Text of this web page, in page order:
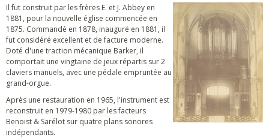
Il fut construit par les frères E. et J. Abbey en
1881, pour la nouvelle église commencée en
1875. Commandé en 1878, inauguré en 1881, il
fut considéré excellent et de facture moderne.
Doté d'une traction mécanique Barker, il
comportait une vingtaine de jeux répartis sur 2
claviers manuels, avec une pédale empruntée au
grand-orgue.
Après une restauration en 1965, l'instrument est
reconstruit en 1979-1980 par les facteurs
Benoist & Sarélot sur quatre plans sonores
indépendants.